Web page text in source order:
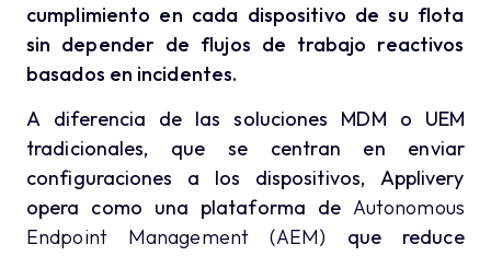
cumplimiento en cada dispositivo de su flota
sin depender de flujos de trabajo reactivos
basados en incidentes.
A diferencia de las soluciones MDM o UEM
tradicionales, que se centran en enviar
configuraciones a los dispositivos, Applivery
opera como una plataforma de Autonomous
Endpoint Management (AEM) que reduce